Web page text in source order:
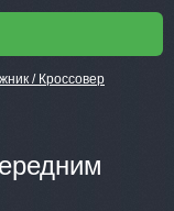
/ Кроссовер